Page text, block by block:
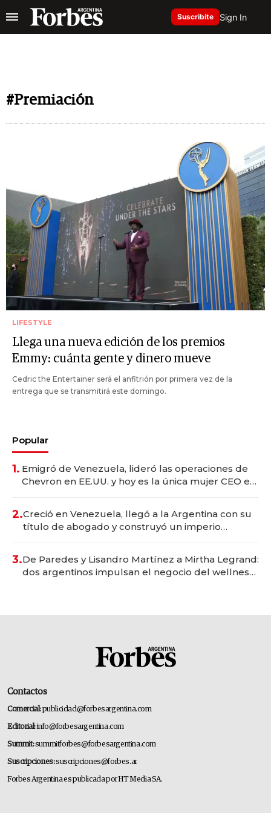
Suscribite Sign In
#Premiación
LIFESTYLE
Llega una nueva edición de los premios
Emmy: cuánta gente y dinero mueve
Cedric the Entertainer será el anfitrión por primera vez de la
entrega que se transmitirá este domingo.
Popular
1. Emigró de Venezuela, lideró las operaciones de
Chevron en EE.UU. y hoy es la única mujer CEO en
2.Creció en Venezuela, llegó a la Argentina con su
título de abogado y construyó un imperio
3.De Paredes y Lisandro Martínez a Mirtha Legrand:
dos argentinos impulsan el negocio del wellness
Contactos
Comercial:publicidad@forbesargentina.com
Editorial:info@forbesargentina.com
Summit:summitforbes@forbesargentina.com
Suscripciones:suscripciones@forbes.ar
Forbes Argentina es publicada por HT Media SA.